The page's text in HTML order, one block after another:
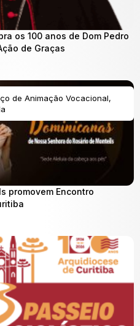
os 100 anos de Dom Pedro
de Graças
de Animação Vocacional,
promovem Encontro